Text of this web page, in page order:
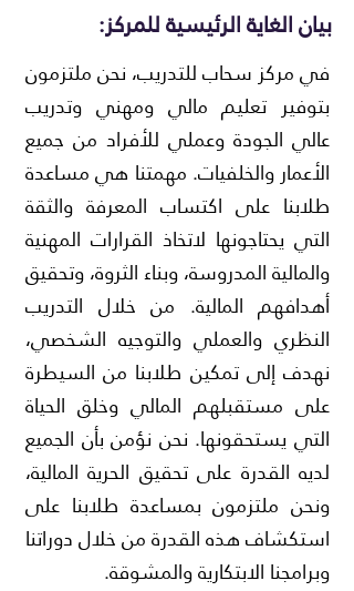
:​بيان الغاية الرئيسية للمركز
في مركز سحاب للتدريب، نحن ملتزمون
بتوفير تعليم مالي ومهني وتدريب
عالي الجودة وعملي للأفراد من جميع
الأعمار والخلفيات. مهمتنا هي مساعدة
طلابنا على اكتساب المعرفة والثقة
التي يحتاجونها لاتخاذ القرارات المهنية
والمالية المدروسة، وبناء الثروة، وتحقيق
أهدافهم المالية. من خلال التدريب
النظري والعملي والتوجيه الشخصي،
نهدف إلى تمكين طلابنا من السيطرة
على مستقبلهم المالي وخلق الحياة
التي يستحقونها. نحن نؤمن بأن الجميع
لديه القدرة على تحقيق الحرية المالية،
ونحن ملتزمون بمساعدة طلابنا على
استكشاف هذه القدرة من خلال دوراتنا
وبرامجنا الابتكارية والمشوقة.